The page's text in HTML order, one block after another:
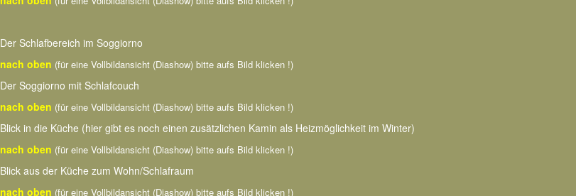
Der Schlafbereich im Soggiorno
nach oben (für eine Vollbildansicht (Diashow) bitte aufs Bild klicken !)
Der Soggiorno mit Schlafcouch
nach oben (für eine Vollbildansicht (Diashow) bitte aufs Bild klicken !)
Blick in die Küche (hier gibt es noch einen zusätzlichen Kamin als Heizmöglichkeit im Winter)
nach oben (für eine Vollbildansicht (Diashow) bitte aufs Bild klicken !)
Blick aus der Küche zum Wohn/Schlafraum
nach oben (für eine Vollbildansicht (Diashow) bitte aufs Bild klicken !)